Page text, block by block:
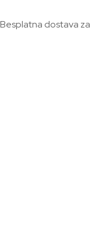
Besplatna dostava